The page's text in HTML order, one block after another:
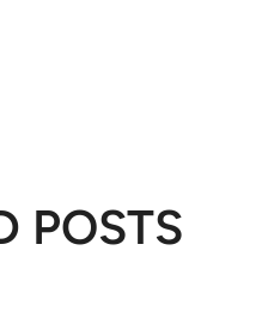
POSTS